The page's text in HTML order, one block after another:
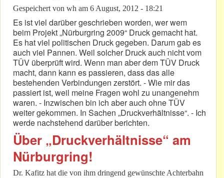
Gespeichert von wh am 6 August, 2012 - 18:21
Es ist viel darüber geschrieben worden, wer wem
beim Projekt „Nürburgring 2009“ Druck gemacht hat.
Es hat viel politischen Druck gegeben. Darum gab es
auch viel Pannen. Weil solcher Druck auch nicht vom
TÜV überprüft wird. Wenn man aber dem TÜV Druck
macht, dann kann es passieren, dass das alle
bestehenden Verbindungen zerstört. - Wie mir das
passiert ist, weil meine Fragen wohl zu unangenehm
waren. - Inzwischen bin ich aber auch ohne TÜV
weiter gekommen. In Sachen „Druckverhältnisse“. - Ich
werde nachstehend darüber berichten.
Über „Druckverhältnisse“ am
Nürburgring!
Dr. Kafitz hat die von ihm dringend gewünschte Achterbahn